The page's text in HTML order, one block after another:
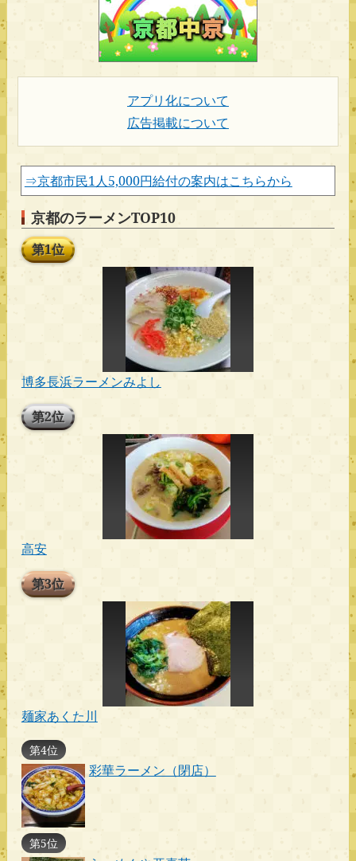
アプリ化について
広告掲載について
⇒京都市民1人5,000円給付の案内はこちらから
京都のラーメンTOP10
第1位
博多長浜ラーメンみよし
第2位
高安
第3位
麺家あくた川
第4位
彩華ラーメン（閉店）
第5位